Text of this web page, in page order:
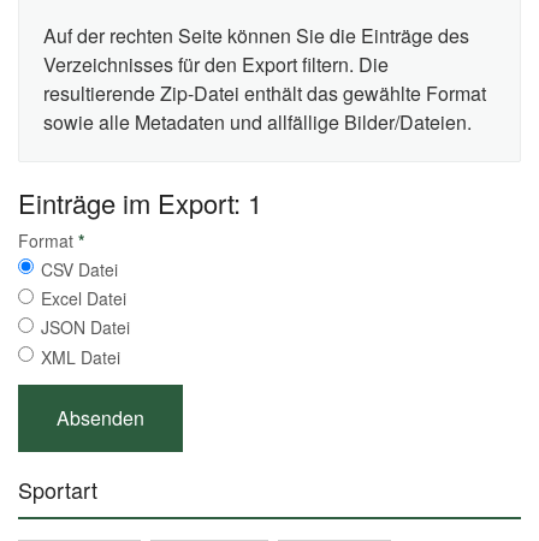
Auf der rechten Seite können Sie die Einträge des
Verzeichnisses für den Export filtern. Die
resultierende Zip-Datei enthält das gewählte Format
sowie alle Metadaten und allfällige Bilder/Dateien.
Einträge im Export: 1
Format *
CSV Datei
Excel Datei
JSON Datei
XML Datei
Sportart